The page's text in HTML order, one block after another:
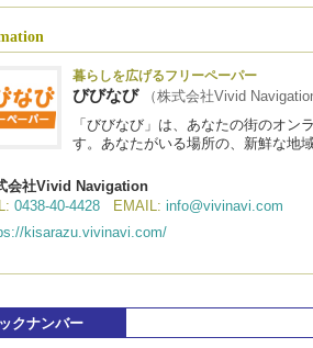
暮らしを広げるフリーペーパー
びびなび
（株式会社Vivid Navigation
「びびなび」は、あなたの街のオ
す。あなたがいる場所の、新鮮な地
会社Vivid Navigation
0438-40-4428 EMAIL: info@vivinavi.com
kisarazu.vivinavi.com/
クナンバー